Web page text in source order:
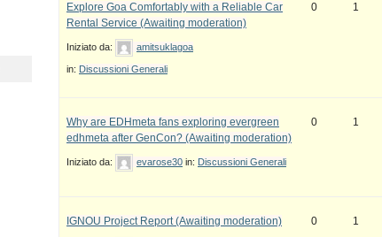
Explore Goa Comfortably with a Reliable Car
Rental Service (Awaiting moderation)
Iniziato da: amitsuklagoa
in: Discussioni Generali
0 1
Why are EDHmeta fans exploring evergreen
edhmeta after GenCon? (Awaiting moderation)
Iniziato da: evarose30 in: Discussioni Generali
0 1
IGNOU Project Report (Awaiting moderation) 0 1